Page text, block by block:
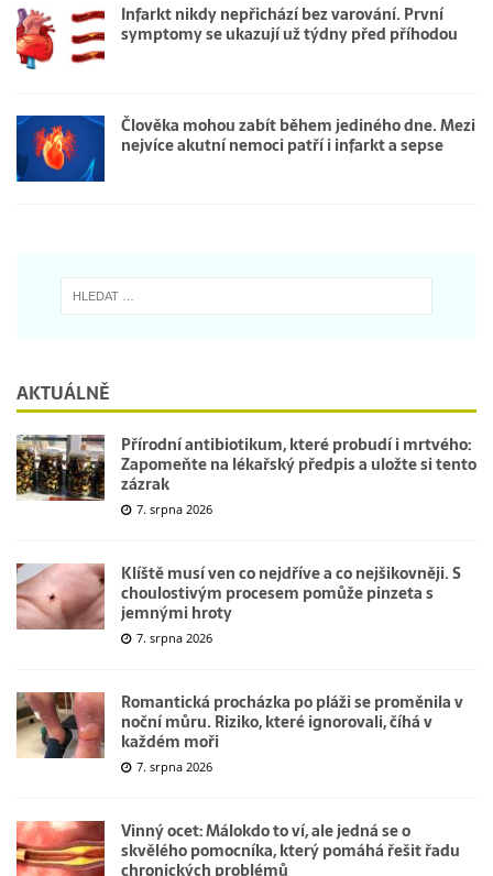
Infarkt nikdy nepřichází bez varování. První
symptomy se ukazují už týdny před příhodou
Člověka mohou zabít během jediného dne. Mezi
nejvíce akutní nemoci patří i infarkt a sepse
AKTUÁLNĚ
Přírodní antibiotikum, které probudí i mrtvého:
Zapomeňte na lékařský předpis a uložte si tento
zázrak
7. srpna 2026
Klíště musí ven co nejdříve a co nejšikovněji. S
choulostivým procesem pomůže pinzeta s
jemnými hroty
7. srpna 2026
Romantická procházka po pláži se proměnila v
noční můru. Riziko, které ignorovali, číhá v
každém moři
7. srpna 2026
Vinný ocet: Málokdo to ví, ale jedná se o
skvělého pomocníka, který pomáhá řešit řadu
chronických problémů